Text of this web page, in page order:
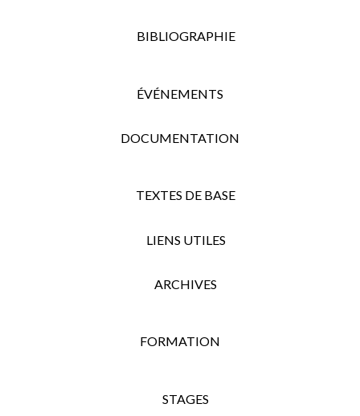
BIBLIOGRAPHIE
ÉVÉNEMENTS
DOCUMENTATION
TEXTES DE BASE
LIENS UTILES
ARCHIVES
FORMATION
STAGES